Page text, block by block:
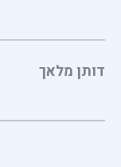
דותן מלאך